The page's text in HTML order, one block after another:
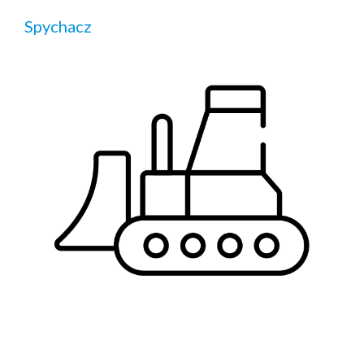
Spychacz